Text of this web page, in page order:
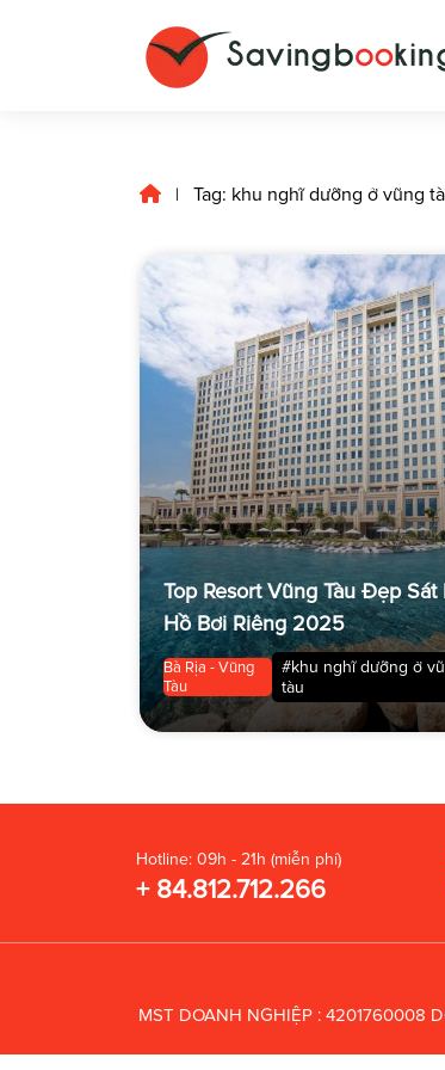
| Tag: khu nghĩ dưỡng ở vũng
Top Resort Vũng Tàu Đẹp Sát
Hồ Bơi Riêng 2025
Bà Rịa - Vũng
Tàu
#khu nghĩ dưỡng ở
tàu
Hotline: 09h - 21h (miễn phí)
+ 84.812.712.266
MST DOANH NGHIỆP : 4201760008